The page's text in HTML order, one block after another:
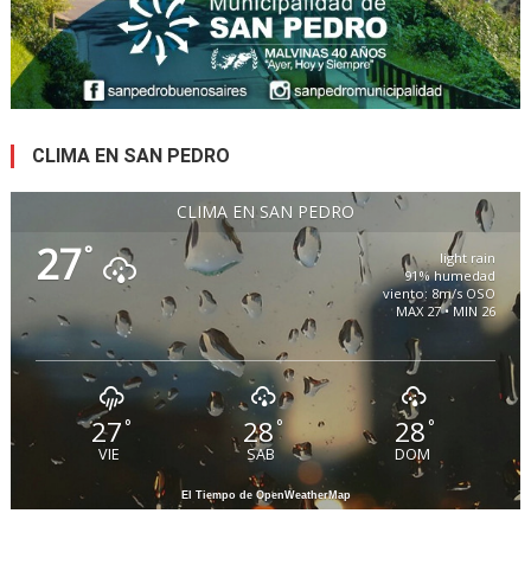
CLIMA EN SAN PEDRO
CLIMA EN SAN PEDRO
27°
light rain
91% humedad
viento: 8m/s OSO
MAX 27 • MIN 26
27°
VIE
28 °
SAB
28°
DOM
El Tiempo de OpenWeatherMap